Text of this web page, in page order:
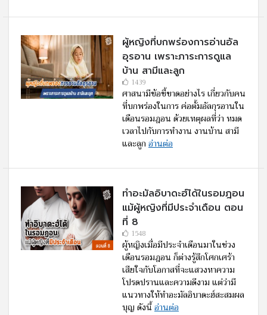
ผู้หญิงที่บกพร่องการอ่านอัล
อุรอาน เพราะภาระการดูแล
บ้าน สามีและลูก
1439
ศาสนามีข้อชี้ขาดอย่างไร เกี่ยวกับคน
ที่บกพร่องในการ ค่อตั้มอัลกุรอานใน
เดือนรอมฎอน ด้วยเหตุผลที่ว่า หมด
เวลาไปกับการทำงาน งานบ้าน สามี
และลูก อ่านต่อ
ทำอะมัลอิบาดะฮ์ได้ในรอมฎอน
แม้ผู้หญิงที่มีประจำเดือน ตอน
ที่ 8
1548
ผู้หญิงเมื่อมีประจำเดือนมาในช่วง
เดือนรอมฎอน ก็ต่างรู้สึกโศกเศร้า
เสียใจกับโอกาสที่จะแสวงหาความ
โปรดปรานและความดีงาม แต่ว่ามี
แนวทางให้ทำอะมัลอิบาดะฮ์สะสมผล
บุญ ดังนี้อ่านต่อ